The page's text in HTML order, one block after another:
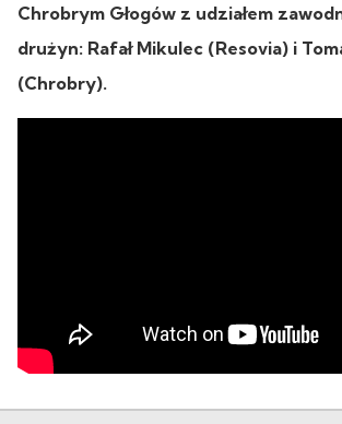
Chrobrym Głogów z udziałem
drużyn: Rafał Mikulec (Resovia) i
(Chrobry).